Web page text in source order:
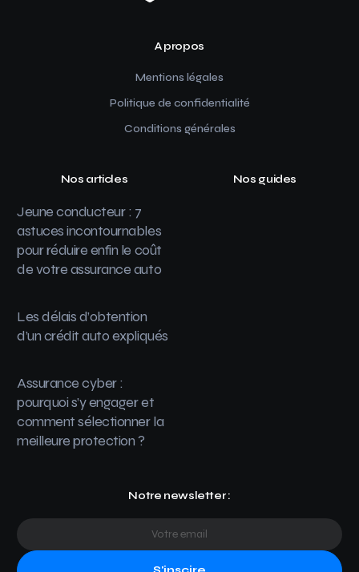
A propos
Mentions légales
Politique de confidentialité
Conditions générales
Nos articles
Jeune conducteur : 7
astuces incontournables
pour réduire enfin le coût
de votre assurance auto
Les délais d’obtention
d’un crédit auto expliqués
Assurance cyber :
pourquoi s’y engager et
comment sélectionner la
meilleure protection ?
Nos guides
Notre newsletter :